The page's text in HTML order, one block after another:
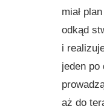
miał
odkąd
i
jeden po
aż do